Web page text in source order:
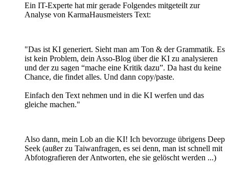
Ein IT-Experte hat mir gerade Folgendes mitgeteilt zur
Analyse von KarmaHausmeisters Text:
"Das ist KI generiert. Sieht man am Ton & der Grammatik. Es
ist kein Problem, dein Asso-Blog über die KI zu analysieren
und der zu sagen “mache eine Kritik dazu”. Da hast du keine
Chance, die findet alles. Und dann copy/paste.
Einfach den Text nehmen und in die KI werfen und das
gleiche machen."
Also dann, mein Lob an die KI! Ich bevorzuge übrigens Deep
Seek (außer zu Taiwanfragen, es sei denn, man ist schnell mit
Abfotografieren der Antworten, ehe sie gelöscht werden ...)